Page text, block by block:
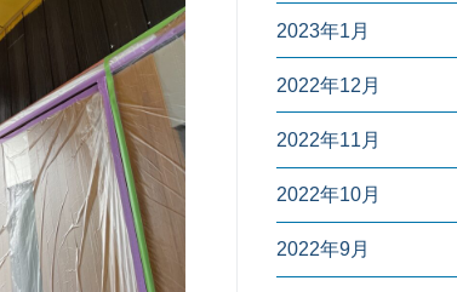
2023年1月
2022年12月
2022年11月
2022年10月
2022年9月